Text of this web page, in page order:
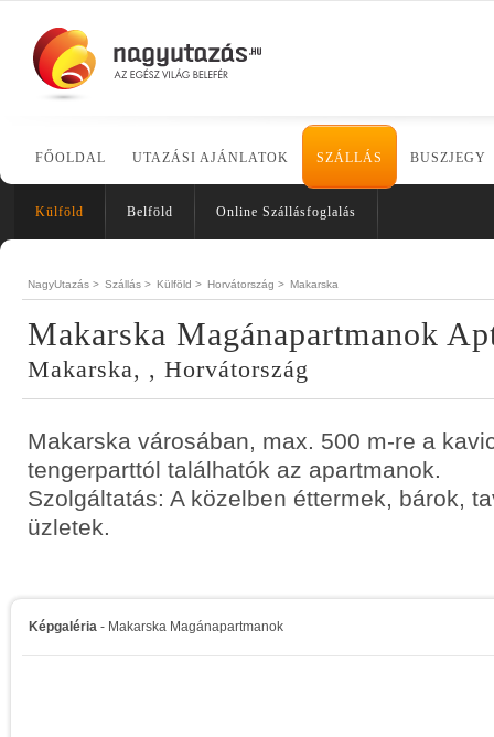
FŐOLDAL UTAZÁSI AJÁNLATOK SZÁLLÁS BUSZJEGY
Külföld Belföld Online Szállásfoglalás
NagyUtazás > Szállás > Külföld > Horvátország > Makarska
Makarska Magánapartmanok
Makarska, , Horvátország
Makarska városában, max. 500 m-re a
tengerparttól találhatók az apartmanok.
Szolgáltatás: A közelben éttermek, bárok,
üzletek.
Képgaléria - Makarska Magánapartmanok